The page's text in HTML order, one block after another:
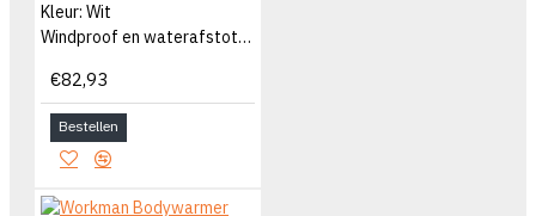
Kleur: Wit
Windproof en waterafstotend
€82,93
Bestellen